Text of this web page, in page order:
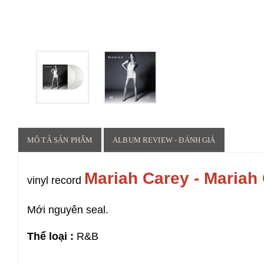
MÔ TẢ SẢN PHẨM ALBUM REVIEW - ĐÁNH GIÁ
vinyl record Mariah Carey -
Mới nguyên seal.
Thể loại : R&B